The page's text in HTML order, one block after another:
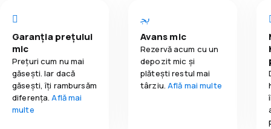
Garanția prețului
mic
Prețuri cum nu mai
găsești. Iar dacă
găseşti, îți rambursăm
diferența.Află mai
multe
Avans mic
Rezervă acum cu un
depozit mic și
plătești restul mai
târziu.Află mai multe